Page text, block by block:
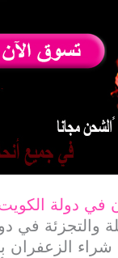
في دولة
والتجزئة
الزعفران